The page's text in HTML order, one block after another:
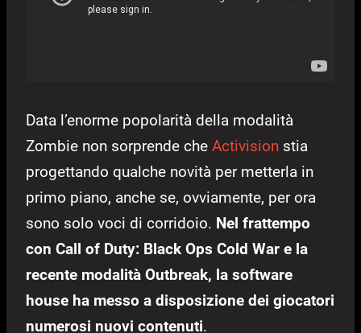
Data l’enorme popolarità della modalità
Zombie non sorprende che Activision stia
progettando qualche novità per metterla in
primo piano, anche se, ovviamente, per ora
sono solo voci di corridoio. Nel frattempo
con Call of Duty: Black Ops Cold War e la
recente modalità Outbreak, la software
house ha messo a disposizione dei giocatori
numerosi nuovi contenuti.